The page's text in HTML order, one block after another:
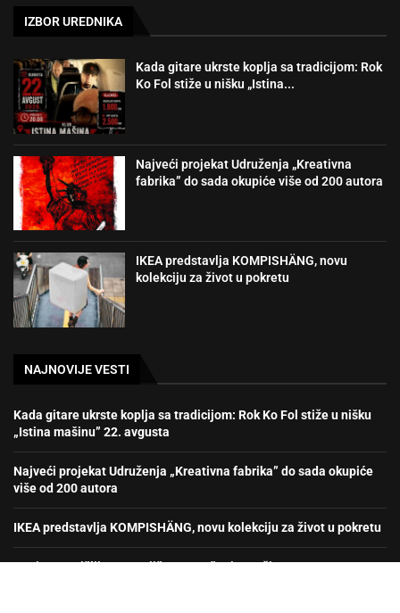
IZBOR UREDNIKA
Kada gitare ukrste koplja sa tradicijom: Rok
Ko Fol stiže u nišku „Istina...
Najveći projekat Udruženja „Kreativna
fabrika” do sada okupiće više od 200 autora
IKEA predstavlja KOMPISHÄNG, novu
kolekciju za život u pokretu
NAJNOVIJE VESTI
Kada gitare ukrste koplja sa tradicijom: Rok Ko Fol stiže u nišku
„Istina mašinu” 22. avgusta
Najveći projekat Udruženja „Kreativna fabrika” do sada okupiće
više od 200 autora
IKEA predstavlja KOMPISHÄNG, novu kolekciju za život u pokretu
U pritvoru Nišlija osumnjičen za nošenje oružja